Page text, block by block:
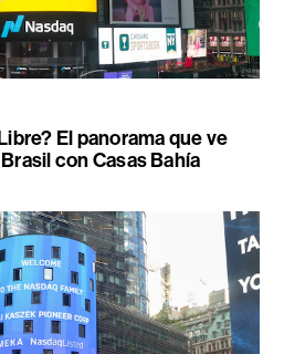
El panorama que ve
con Casas Bahía